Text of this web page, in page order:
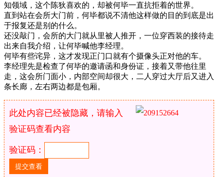
知领域，这个陈狄喜欢的，却被何毕一直抗拒着的世界。
直到站在会所大门前，何毕都说不清他这样做的目的到底是出
于报复还是别的什么。
还没敲门，会所的大门就从里被人推开，一位穿西装的接待走
出来自我介绍，让何毕喊他李经理。
何毕有些诧异，这才发现正门口就有个摄像头正对他的车。
李经理先是检查了何毕的邀请函和身份证，接着又带他往里
走，这会所门面小，内部空间却很大，二人穿过大厅后又进入
条长廊，左右两边都是包厢。
此处内容已经被隐藏，请输入
验证码查看内容
验证码：